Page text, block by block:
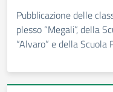
Pubblicazione delle
plesso “Megali”, della
“Alvaro” e della Scuola